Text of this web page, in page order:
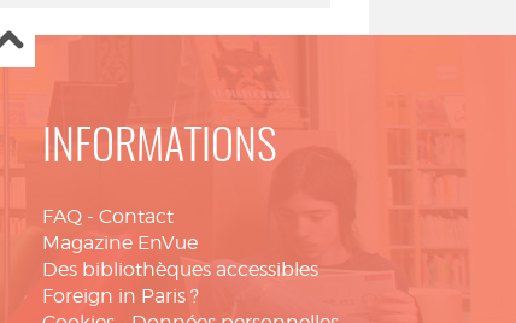
INFORMATIONS
FAQ - Contact
Magazine EnVue
Des bibliothèques accessibles
Foreign in Paris ?